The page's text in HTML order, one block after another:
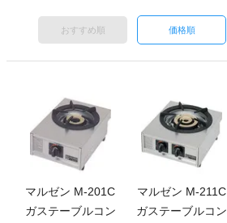
おすすめ順 価格順
マルゼン M-201C
ガステーブルコン
マルゼン M-211C
ガステーブルコン